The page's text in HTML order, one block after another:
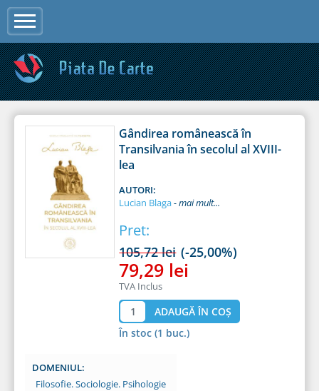
Gândirea românească în
Transilvania în secolul al XVIII-
lea
AUTORI:
Lucian Blaga
Pret:
105,72 lei (-25,00%)
79,29 lei
TVA Inclus
În stoc (1 buc.)
DOMENIUL:
Filosofie. Sociologie. Psihologie